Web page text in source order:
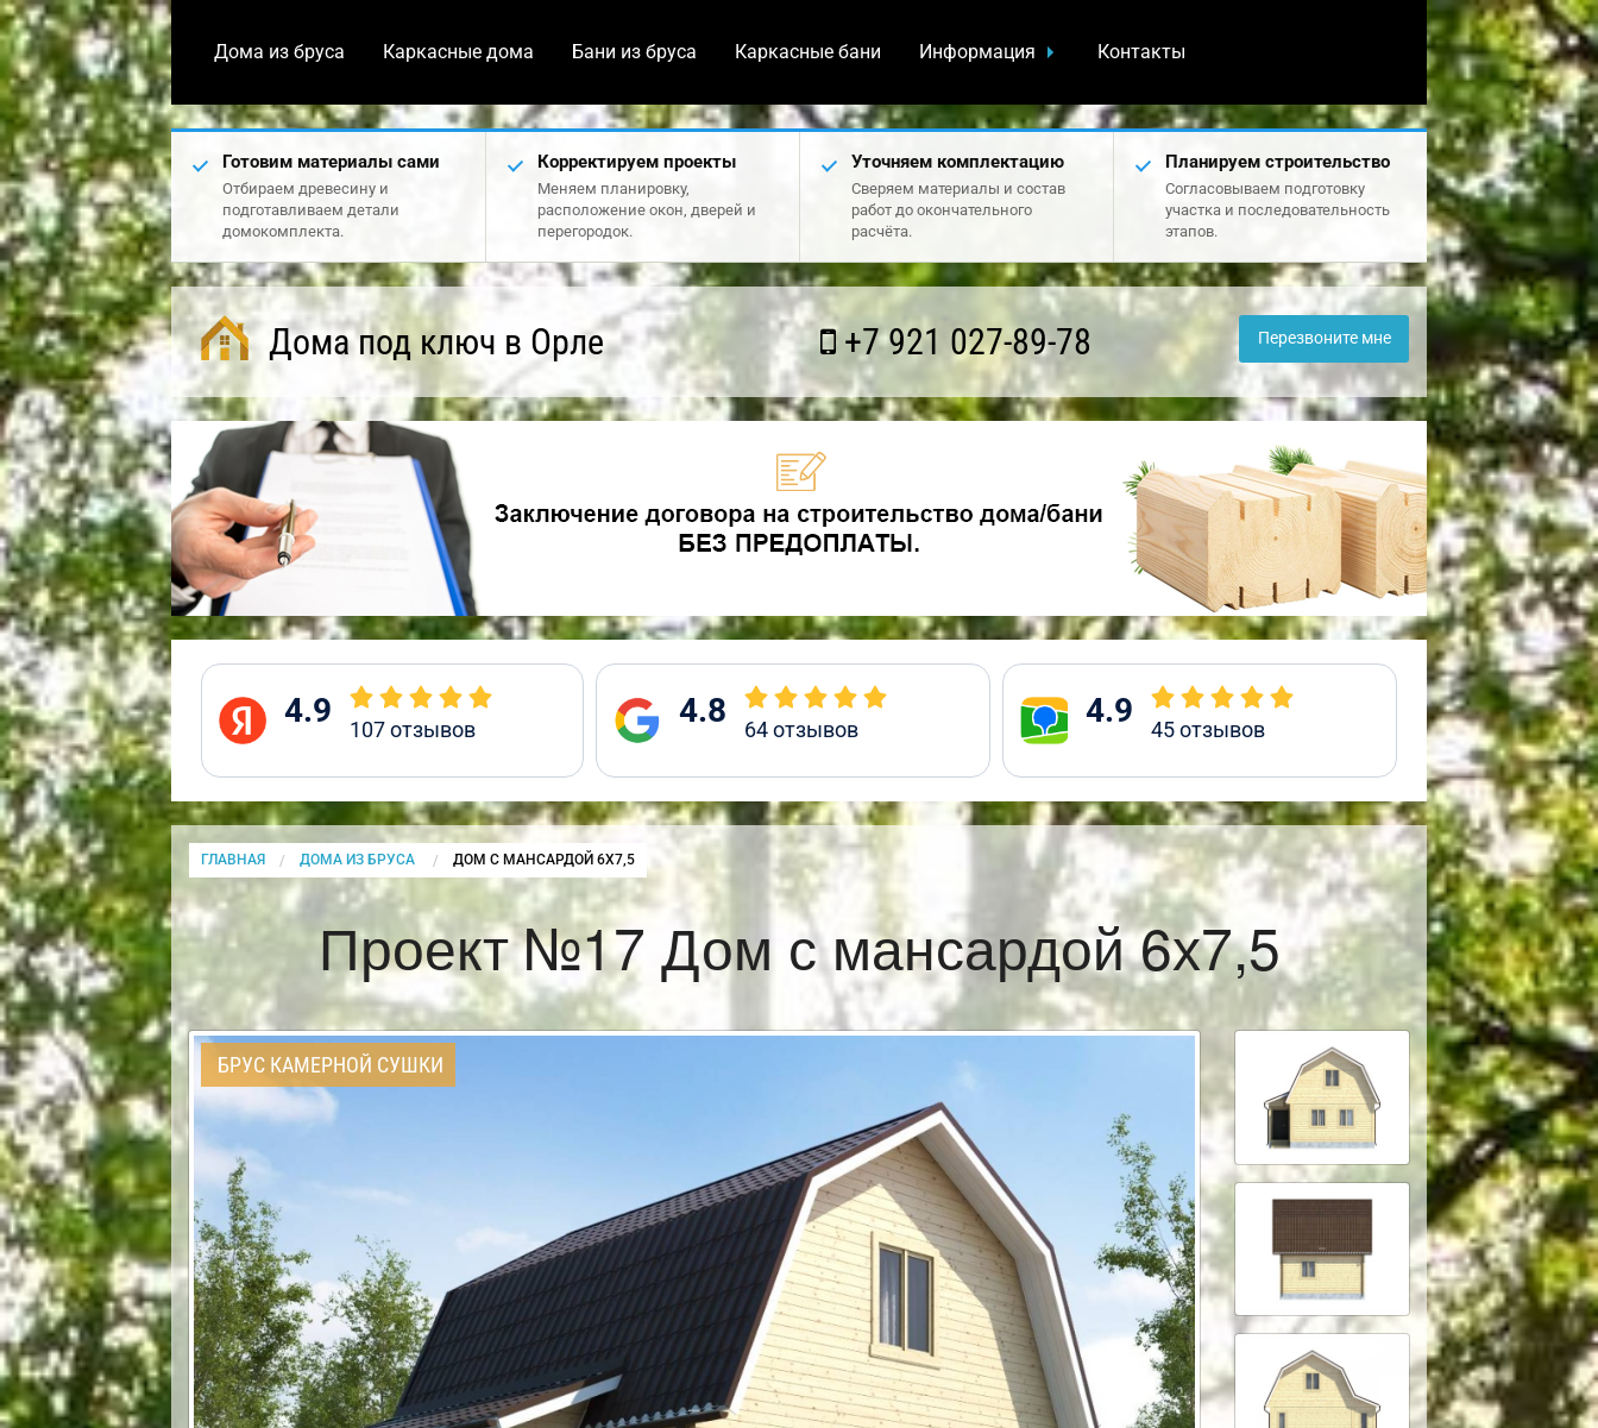
Дома из бруса Каркасные дома Бани из бруса Каркасные бани Информация Контакты
Готовим материалы сами
Отбираем древесину и
подготавливаем детали
домокомплекта.
Корректируем проекты
Меняем планировку,
расположение окон, дверей и
перегородок.
Уточняем комплектацию
Сверяем материалы и состав
работ до окончательного
расчёта.
Планируем строительство
Согласовываем подготовку
участка и последовательность
этапов.
Дома под ключ в Орле +7 921 027-89-78 Перезвоните мне
4.9 107отзывов 4.8 64отзывов 4.9 45отзывов
ГЛАВНАЯ ДОМА ИЗ БРУСА CURRENT:
ДОМ С МАНСАРДОЙ 6Х7,5
Проект №17 Дом с мансардой 6х7,5
БРУС КАМЕРНОЙ СУШКИ